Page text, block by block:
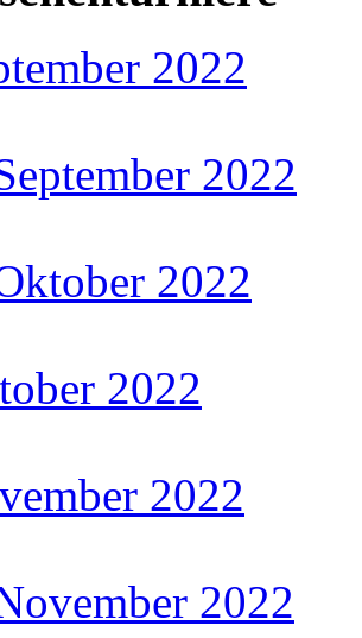
2022
2022
2022
2022
2022
2022